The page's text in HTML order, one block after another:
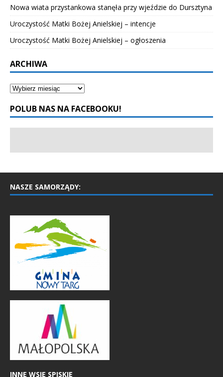
Nowa wiata przystankowa stanęła przy wjeździe do Dursztyna
Uroczystość Matki Bożej Anielskiej – intencje
Uroczystość Matki Bożej Anielskiej – ogłoszenia
ARCHIWA
POLUB NAS NA FACEBOOKU!
NASZE SAMORZĄDY:
INNE WSIE SPISKIE